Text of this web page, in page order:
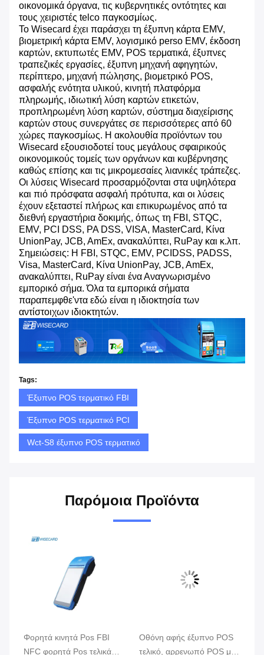
οικονομικά όργανα, τις κυβερνητικές οντότητες και
τους χειριστές telco παγκοσμίως.
Το Wisecard έχει παράσχει τη έξυπνη κάρτα EMV,
βιομετρική κάρτα EMV, λογισμικό perso EMV, έκδοση
καρτών, εκτυπωτές EMV, POS τερματικά, έξυπνες
τραπεζικές εργασίες, έξυπνη μηχανή αφηγητών,
περίπτερο, μηχανή πώλησης, βιομετρικό POS,
ασφαλής ενότητα υλικού, κινητή πλατφόρμα
πληρωμής, ιδιωτική λύση καρτών ετικετών,
προπληρωμένη λύση καρτών, σύστημα διαχείρισης
καρτών στους συνεργάτες σε περισσότερες από 60
χώρες παγκοσμίως. Η ακολουθία προϊόντων του
Wisecard εξουσιοδοτεί τους μεγάλους σφαιρικούς
οικονομικούς τομείς των οργάνων και κυβέρνησης
καθώς επίσης και τις μικρομεσαίες λιανικές τράπεζες.
Οι λύσεις Wisecard προσαρμόζονται στα υψηλότερα
και πιό πρόσφατα ασφαλή πρότυπα, και οι λύσεις
έχουν εξεταστεί πλήρως και επικυρωμένος από τα
διεθνή εργαστήρια δοκιμής, όπως τη FBI, STQC,
EMV, PCI DSS, PA DSS, VISA, MasterCard, Κίνα
UnionPay, JCB, AmEx, ανακαλύπτει, RuPay και κ.λπ.
Σημειώσεις: Η FBI, STQC, EMV, PCIDSS, PADSS,
Visa, MasterCard, Κίνα UnionPay, JCB, AmEx,
ανακαλύπτει, RuPay είναι ένα Αναγνωρισμένο
εμπορικό σήμα. Όλα τα εμπορικά σήματα
παραπεμφθε'ντα εδώ είναι η ιδιοκτησία των
αντίστοιχων ιδιοκτητών.
Tags:
Έξυπνο POS τερματικό FBI
Έξυπνο POS τερματικό PCI
Wct-S8 έξυπνο POS τερματικό
Παρόμοια Προϊόντα
Φορητά κινητά Pos FBI
NFC φορητά Pos τελικά
Οθόνη αφής έξυπνο POS
τελικό, αρρενωπό POS με